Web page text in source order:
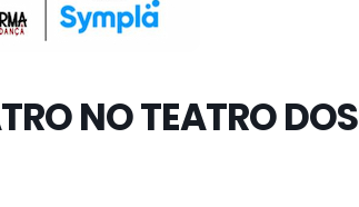
NO TEATRO DOS